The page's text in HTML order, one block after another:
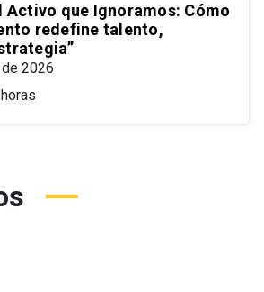
Activo que Ignoramos: Cómo
redefine talento,
2026